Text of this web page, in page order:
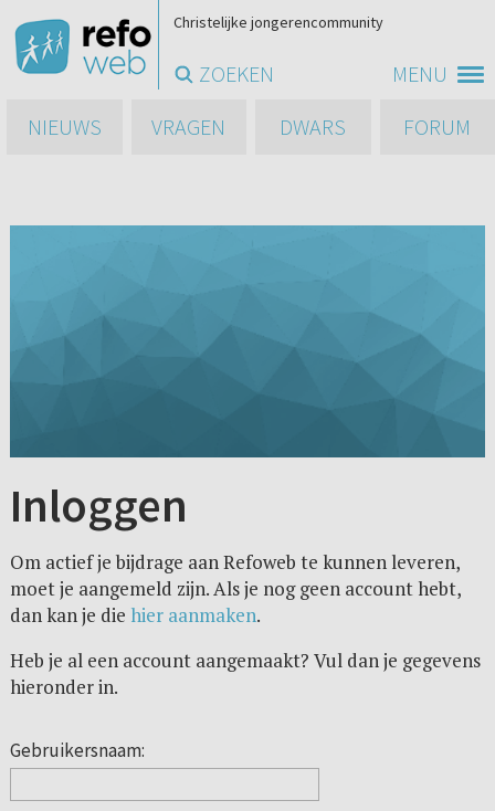
MENU
Christelijke jongerencommunity
ZOEKEN
NIEUWS
VRAGEN DWARS FORUM
Inloggen
Om actief je bijdrage aan Refoweb te kunnen leveren,
moet je aangemeld zijn. Als je nog geen account hebt,
dan kan je die hier aanmaken.
Heb je al een account aangemaakt? Vul dan je gegevens
hieronder in.
Gebruikersnaam: